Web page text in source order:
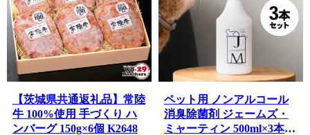
【茨城県共通返礼品】常陸
牛 100%使用 手づくり ハ
ンバーグ 150g×6個 K2648
ペット用 ノンアルコール
消臭除菌剤 ジェームズ・
ミャーティン 500ml×3本